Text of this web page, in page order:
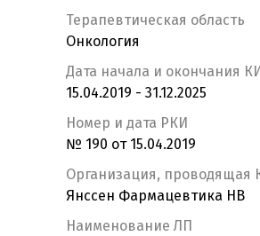
Терапевтическая область
Онкология
Дата начала и окончания КИ
15.04.2019 - 31.12.2025
Номер и дата РКИ
№ 190 от 15.04.2019
Организация, проводящая
Янссен Фармацевтика НВ
Наименование ЛП